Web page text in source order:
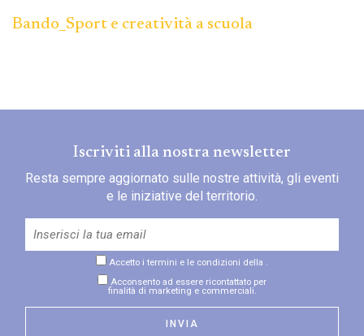
Bando_Sport e creatività a scuola
Iscriviti alla nostra newsletter
Resta sempre aggiornato sulle nostre attività, gli eventi
e le iniziative del territorio.
Accetto i termini e le condizioni della
Acconsento ad essere ricontattato per
finalità di marketing e commerciali.